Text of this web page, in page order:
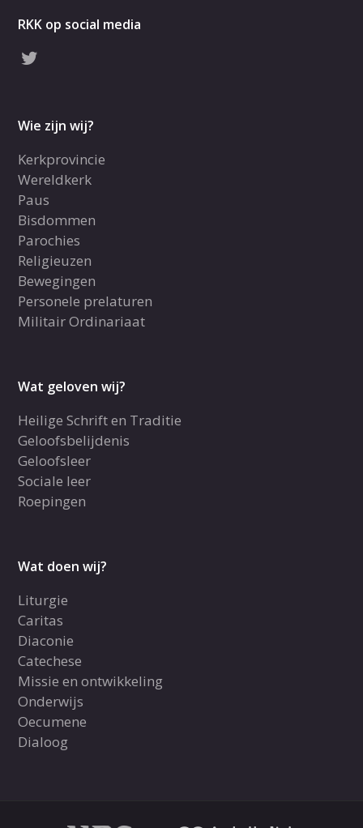
RKK op social media
Wie zijn wij?
Kerkprovincie
Wereldkerk
Paus
Bisdommen
Parochies
Religieuzen
Bewegingen
Personele prelaturen
Militair Ordinariaat
Wat geloven wij?
Heilige Schrift en Traditie
Geloofsbelijdenis
Geloofsleer
Sociale leer
Roepingen
Wat doen wij?
Liturgie
Caritas
Diaconie
Catechese
Missie en ontwikkeling
Onderwijs
Oecumene
Dialoog